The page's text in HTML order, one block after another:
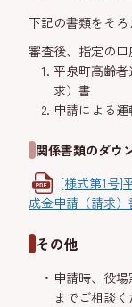
下記の書類をそろ
審査後、指定の口
平泉町高齢
求）書
申請による
関係書類のダウ
[様式第1号]
成金申請（請求
その他
申請時、役
までご相談く